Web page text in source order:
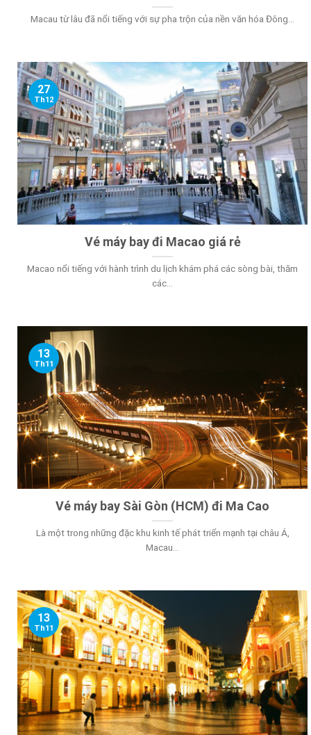
Macau từ lâu đã nổi tiếng với sự pha trộn của nền văn hóa Đông...
Vé máy bay đi Macao giá rẻ
Macao nổi tiếng với hành trình du lịch khám phá các sòng bài, thăm
các...
27
Th12
Vé máy bay Sài Gòn (HCM) đi Ma Cao
Là một trong những đặc khu kinh tế phát triển mạnh tại châu Á,
Macau...
13
Th11
13
Th11